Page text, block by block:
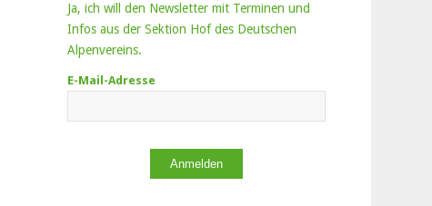
Ja, ich will den Newsletter mit Terminen und
Infos aus der Sektion Hof des Deutschen
Alpenvereins.
E-Mail-Adresse
Anmelden